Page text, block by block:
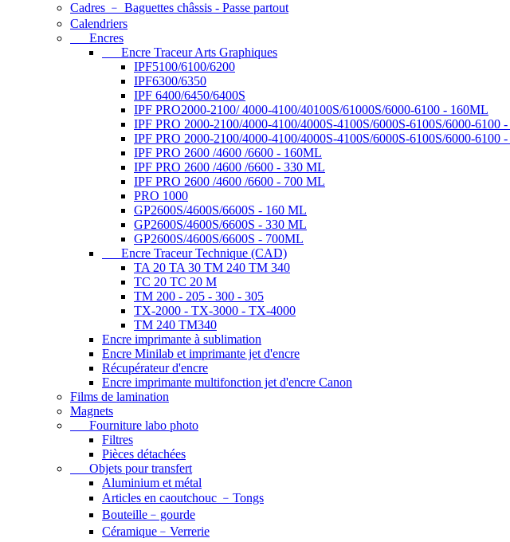
Cadres ﹣ Baguettes châssis - Passe partout
Calendriers
Encres
Encre Traceur Arts Graphiques
IPF5100/6100/6200
IPF6300/6350
IPF 6400/6450/6400S
IPF PRO2000-2100/ 4000-4100/40100S/61000S/6000-6100 - 160ML
IPF PRO 2000-2100/4000-4100/4000S-4100S/6000S-6100S/6000-6100
IPF PRO 2000-2100/4000-4100/4000S-4100S/6000S-6100S/6000-6100
IPF PRO 2600 /4600 /6600 - 160ML
IPF PRO 2600 /4600 /6600 - 330 ML
IPF PRO 2600 /4600 /6600 - 700 ML
PRO 1000
GP2600S/4600S/6600S - 160 ML
GP2600S/4600S/6600S - 330 ML
GP2600S/4600S/6600S - 700ML
Encre Traceur Technique (CAD)
TA 20 TA 30 TM 240 TM 340
TC 20 TC 20 M
TM 200 - 205 - 300 - 305
TX-2000 - TX-3000 - TX-4000
TM 240 TM340
Encre imprimante à sublimation
Encre Minilab et imprimante jet d'encre
Récupérateur d'encre
Encre imprimante multifonction jet d'encre Canon
Films de lamination
Magnets
Fourniture labo photo
Filtres
Pièces détachées
Objets pour transfert
Aluminium et métal
Articles en caoutchouc ﹣Tongs
Bouteille﹣gourde
Céramique﹣Verrerie